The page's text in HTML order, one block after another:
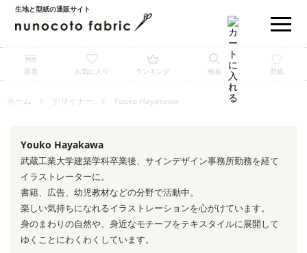
生地と型紙の通販サイト
新着 お気に入り ランキング 検索 型紙
ホーム デザイナー Youko Hayakawa
Youko Hayakawa
武蔵工業大学建築学科卒業後、サインデザイン事務所勤務を経て
イラストレーターに。
書籍、広告、幼児教材などの分野で活動中。
楽しい気持ちになれるイラストレーションを心がけています。
身のまわりの自然や、身近なモチーフをテキスタイルに展開して
ゆくことにわくわくしています。